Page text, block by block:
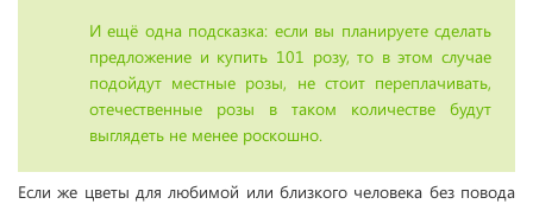
И ещё одна подсказка: если вы планируете сделать
предложение и купить 101 розу, то в этом случае
подойдут местные розы, не стоит переплачивать,
отечественные розы в таком количестве будут
выглядеть не менее роскошно.
Если же цветы для любимой или близкого человека без повода